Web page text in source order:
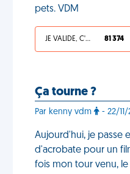
pets. VDM
JE VALIDE, C'EST UNE VDM 81 374
Ça tourne ?
Par kenny vdm - 22/
Aujourd'hui, je passe
d'acrobate pour un
fois mon tour venu,